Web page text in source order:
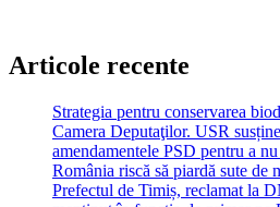
Articole recente
Strategia pentru conservarea
Camera Deputaţilor. USR
amendamentele PSD pentru a
România riscă să piardă sute de
Prefectul de Timiș, reclamat la